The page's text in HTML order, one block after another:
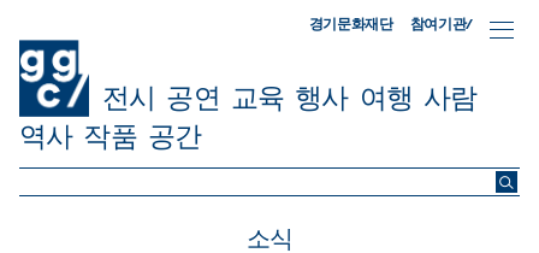
경기문화재단 참여기관/
전시 공연 교육 행사 여행 사람
역사 작품 공간
ggc/
소식